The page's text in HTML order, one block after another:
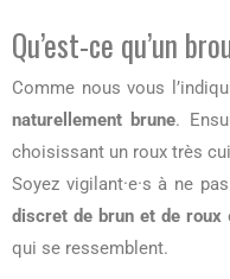
Qu’est-ce qu’un
Comme nous vous
naturellement brune.
choisissant un roux très
Soyez vigilant·e·s à ne
discret de brun et de roux
qui se ressemblent.